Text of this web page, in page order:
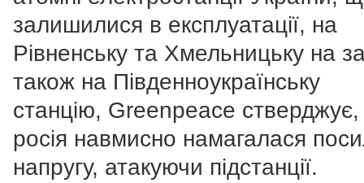
залишилися в експлуатації, на
Рівненську та Хмельницьку на
також на Південноукраїнську
станцію, Greenpeace
росія навмисно намагалася
напругу, атакуючи підстанції.